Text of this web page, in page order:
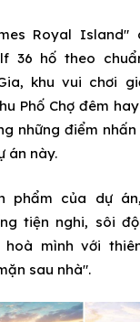
Royal
36 hố theo
khu vui chơi
Phố Chợ đêm
những điểm
án này.
phẩm của dự
tiện nghi, sôi
mình với
sau nhà".